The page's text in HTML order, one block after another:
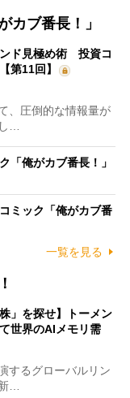
カブ番長！」
ンド見極め術 投資コ
第11回】
、圧倒的な情報量が
…
俺がカブ番長！」
ミック「俺がカブ番
一覧を見る
」を探せ】トーメン
世界のAIメモリ需
するグローバルリン
…